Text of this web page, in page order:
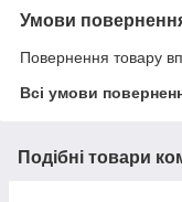
Умови
Повернення товару
Всі умови
Подібні товари